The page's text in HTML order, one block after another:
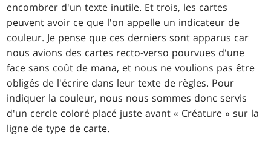
encombrer d'un texte inutile. Et trois, les cartes
peuvent avoir ce que l'on appelle un indicateur de
couleur. Je pense que ces derniers sont apparus car
nous avions des cartes recto-verso pourvues d'une
face sans coût de mana, et nous ne voulions pas être
obligés de l'écrire dans leur texte de règles. Pour
indiquer la couleur, nous nous sommes donc servis
d'un cercle coloré placé juste avant « Créature » sur la
ligne de type de carte.